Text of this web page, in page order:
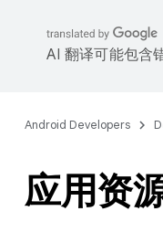
AI 翻译可能包含
Android Developers
应用资